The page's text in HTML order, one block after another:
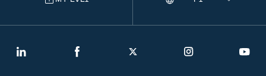
LinkedIn Facebook Twitter Instagram
Selecting